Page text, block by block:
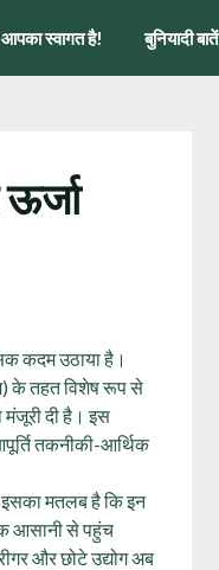
स्वागत है! बुनियादी बातें
कदम उठाया है।
के तहत विशेष रूप से
दी है। इस
तकनीकी-आर्थिक
इसका मतलब है कि इन
आसानी से पहुंच
और छोटे उद्योग अब